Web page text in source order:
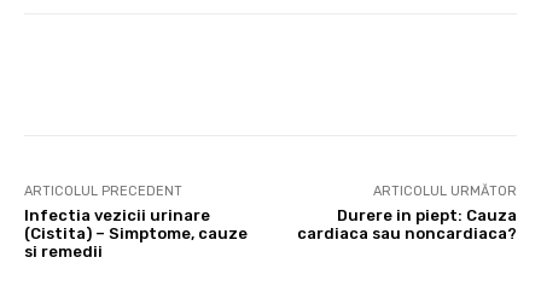
ARTICOLUL PRECEDENT
Infectia vezicii urinare
(Cistita) – Simptome, cauze
si remedii
ARTICOLUL URMĂTOR
Durere in piept: Cauza
cardiaca sau noncardiaca?